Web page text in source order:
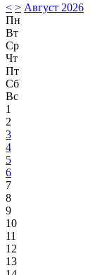
< > Август 2026
Пн
Вт
Ср
Чт
Пт
Сб
Вс
1
2
3
4
5
6
7
8
9
10
11
12
13